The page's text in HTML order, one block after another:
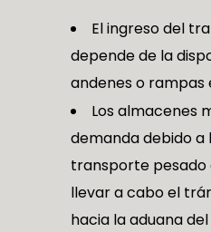
El ingreso del
depende de la
andenes o rampas
Los almacenes
demanda debido
transporte pesado
llevar a cabo el
hacia la aduana